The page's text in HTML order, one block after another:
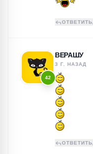
ОТВЕТИТЬ
42
ВЕРАШУ
3 Г. НАЗАД
ОТВЕТИТЬ